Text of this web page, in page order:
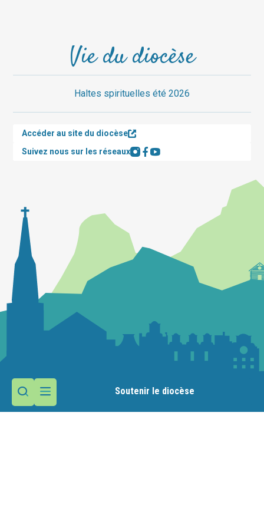
Soutenir le diocèse
Vie du diocèse
Haltes spirituelles été 2026
Accéder au site du diocèse
Suivez nous sur les réseaux